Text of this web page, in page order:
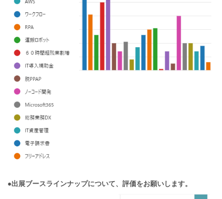
●出展ブースラインナップについて、評価をお願いします。